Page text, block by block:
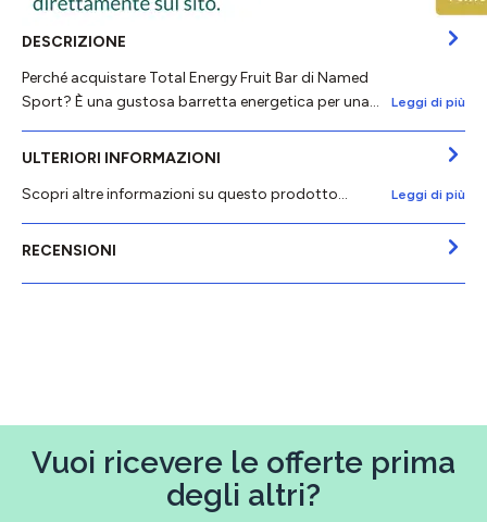
DESCRIZIONE
Perché acquistare Total Energy Fruit Bar di Named
Sport? È una gustosa barretta energetica per una…
Leggi di più
ULTERIORI INFORMAZIONI
Scopri altre informazioni su questo prodotto...
Leggi di più
RECENSIONI
Vuoi ricevere le offerte prima
degli altri?